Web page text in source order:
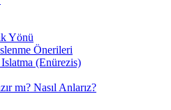
Yönü
Önerileri
(Enürezis)
mı? Nasıl Anlarız?